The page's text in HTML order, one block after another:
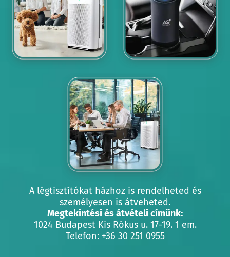
A légtisztítókat házhoz is rendelheted és
személyesen is átveheted.
Megtekintési és átvételi címünk:
1024 Budapest Kis Rókus u. 17-19. 1 em.
Telefon: +36 30 251 0955